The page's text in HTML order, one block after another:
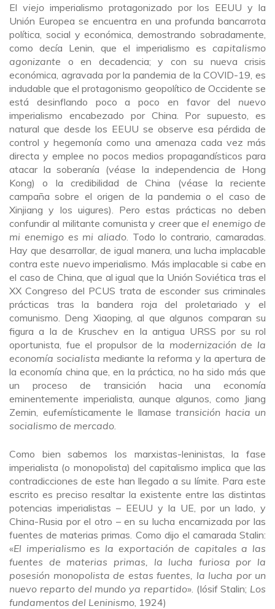
El viejoimperialismo protagonizado por los EEUU y la
Unión Europea se encuentra en una profunda bancarrota
política, social y económica, demostrando sobradamente,
como decía Lenin, que el imperialismo es capitalismo
agonizante o en decadencia; y con su nueva crisis
económica, agravada por la pandemia de la COVID-19, es
indudable que el protagonismo geopolítico de Occidente se
está desinflando poco a poco en favor del nuevo
imperialismo encabezado por China. Por supuesto, es
natural que desde los EEUU se observe esa pérdida de
control y hegemonía como una amenaza cada vez más
directa y emplee no pocos medios propagandísticos para
atacar la soberanía (véase la independencia de Hong
Kong) o la credibilidad de China (véase la reciente
campaña sobre el origen de la pandemia o el caso de
Xinjiang y los uigures). Pero estas prácticas no deben
confundir al militante comunista y creer queel enemigo de
mi enemigo es mi aliado . Todo lo contrario, camaradas.
Hay que desarrollar, de igual manera, una lucha implacable
contra este nuevoimperialismo. Más implacable si cabe en
el caso de China, que al igual que la Unión Soviética tras el
XX Congreso del PCUS trata de esconder sus criminales
prácticas tras la bandera roja del proletariado y el
comunismo. Deng Xiaoping, al que algunos comparan su
figura a la de Kruschev en la antigua URSS por su rol
oportunista, fue el propulsor de la modernización de la
economía socialista mediante la reforma y la apertura de
la economía china que, en la práctica, no ha sido más que
un proceso de transición hacia una economía
eminentemente imperialista, aunque algunos, como Jiang
Zemin, eufemísticamente le llamase transición hacia un
socialismo de mercado
Como bien sabemos los marxistas-leninistas, la fase
imperialista (o monopolista) del capitalismo implica que las
contradicciones de este han llegado a su límite. Para este
escrito es preciso resaltar la existente entre las distintas
potencias imperialistas – EEUU y la UE, por un lado, y
China-Rusia por el otro – en su lucha encarnizada por las
fuentes de materias primas. Como dijo el camarada Stalin:
«El imperialismo es la exportación de capitales a las
fuentes de materias primas, la lucha furiosa por la
posesión monopolista de estas fuentes, la lucha por un
nuevo reparto del mundo ya repartido». (Iósif Stalin; Los
fundamentos del Leninismo , 1924)